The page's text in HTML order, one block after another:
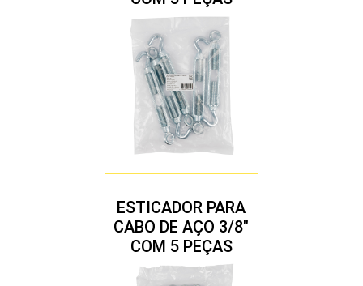
ESTICADOR PARA
CABO DE AÇO 3/8″
COM 5 PEÇAS